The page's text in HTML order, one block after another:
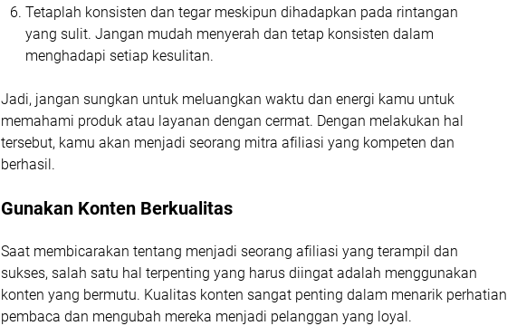
Tetaplah konsisten dan tegar meskipun dihadapkan pada rintangan
yang sulit. Jangan mudah menyerah dan tetap konsisten dalam
menghadapi setiap kesulitan.
Jadi, jangan sungkan untuk meluangkan waktu dan energi kamu untuk
memahami produk atau layanan dengan cermat. Dengan melakukan hal
tersebut, kamu akan menjadi seorang mitra afiliasi yang kompeten dan
berhasil.
Gunakan Konten Berkualitas
Saat membicarakan tentang menjadi seorang afiliasi yang terampil dan
sukses, salah satu hal terpenting yang harus diingat adalah menggunakan
konten yang bermutu. Kualitas konten sangat penting dalam menarik perhatian
pembaca dan mengubah mereka menjadi pelanggan yang loyal.